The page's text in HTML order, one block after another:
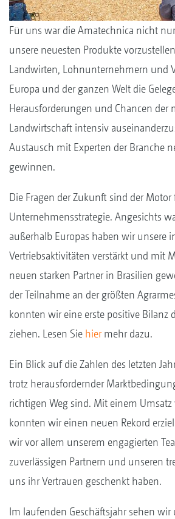
Für uns war die Amatechnica nicht
unsere neuesten Produkte
Landwirten, Lohnunternehmern und
Europa und der ganzen Welt die
Herausforderungen und Chancen der
Landwirtschaft intensiv
Austausch mit Experten der Branche
gewinnen.
Die Fragen der Zukunft sind der Motor
Unternehmensstrategie. Angesichts
außerhalb Europas haben wir unsere
Vertriebsaktivitäten verstärkt und mit
neuen starken Partner in Brasilien
der Teilnahme an der größten
konnten wir eine erste positive Bilanz
ziehen. Lesen Sie hiermehr dazu.
Ein Blick auf die Zahlen des letzten
trotz herausfordernder
richtigen Weg sind. Mit einem
konnten wir einen neuen Rekord
wir vor allem unserem engagierten
zuverlässigen Partnern und unseren
uns ihr Vertrauen geschenkt haben.
Im laufenden Geschäftsjahr sehen